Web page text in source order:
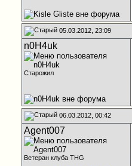
05.03.2012, 23:09
n0H4uk
Старожил
06.03.2012, 00:42
Agent007
Ветеран клуба THG